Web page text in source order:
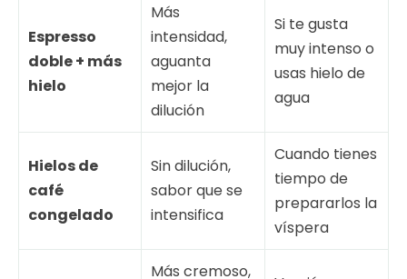
Espresso
doble + más
hielo
Más
intensidad,
aguanta
mejor la
dilución
Si te gusta
muy intenso o
usas hielo de
agua
Hielos de
café
congelado
Sin dilución,
sabor que se
intensifica
Cuando tienes
tiempo de
prepararlos la
víspera
Más cremoso,